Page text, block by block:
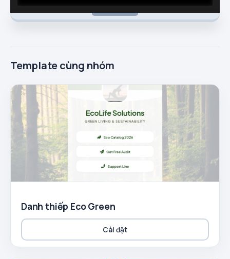
Template cùng nhóm
Danh thiếp Eco Green
Cài đặt